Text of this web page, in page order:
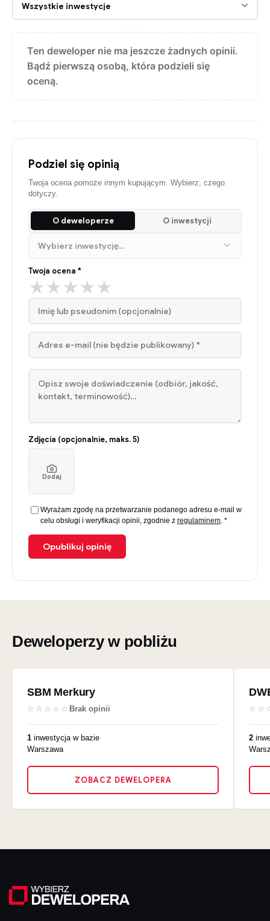
Ten deweloper nie ma jeszcze żadnych opinii.
Bądź pierwszą osobą, która podzieli się
oceną.
Podziel się opinią
Twoja ocena pomoże innym kupującym. Wybierz, czego
dotyczy.
O deweloperze O inwestycji
Twoja ocena *
★
★
★
★
★
Zdjęcia (opcjonalnie, maks. 5)
Dodaj
Wyrażam zgodę na przetwarzanie podanego adresu e-mail w
celu obsługi i weryfikacji opinii, zgodnie z regulaminem. *
Opublikuj opinię
Deweloperzy w pobliżu
SBM Merkury
☆☆☆☆☆ Brak opinii
1 inwestycja w bazie
Warszawa
ZOBACZ DEWELOPERA
2